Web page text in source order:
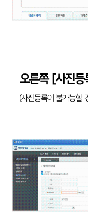
오른쪽 [사진등
(사진등록이 불가능할